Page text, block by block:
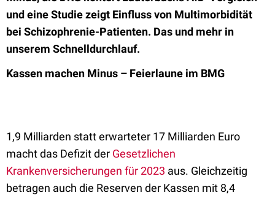
und eine Studie zeigt Einfluss von Multimorbidität
bei Schizophrenie-Patienten. Das und mehr in
unserem Schnelldurchlauf.
Kassen machen Minus – Feierlaune im BMG
1,9 Milliarden statt erwarteter 17 Milliarden Euro
macht das Defizit der Gesetzlichen
Krankenversicherungen für 2023 aus. Gleichzeitig
betragen auch die Reserven der Kassen mit 8,4